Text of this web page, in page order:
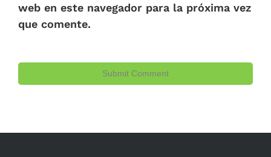
web en este navegador para la próxima vez
que comente.